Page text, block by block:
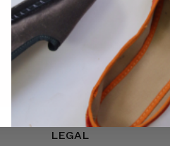
He leído y acepto las
LEGAL